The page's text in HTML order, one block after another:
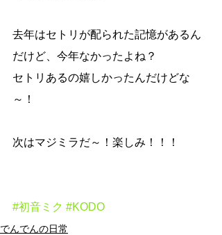
去年はセトリが配られた記憶があるん
だけど、今年なかったよね？
セトリあるの嬉しかったんだけどな
～！
次はマジミラだ～！楽しみ！！！
#初音ミク #KODO
でんでんの日常